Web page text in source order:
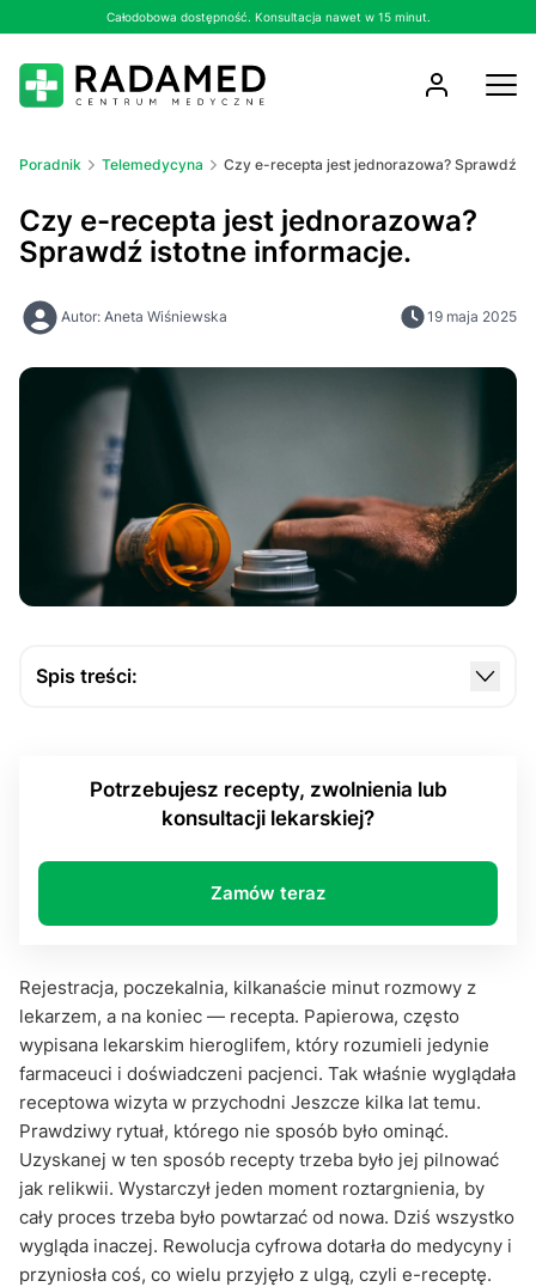
Całodobowa dostępność. Konsultacja nawet w 15 minut.
Poradnik Telemedycyna Czy e-recepta jest jednorazowa? Sprawdź
Czy e-recepta jest jednorazowa?
Sprawdź istotne informacje.
Autor: Aneta Wiśniewska 19 maja 2025
Spis treści:
Czy e-recepta jest jednorazowa czy wielokrotna —
co mówi prawo i praktyka?
Przykład z życia: terapia nadciśnienia
E-recepta, a leki jednorazowego użytku
Czy e-recepta jest jednorazowa i dlaczego warto
znać zasady działania recepty online?
Potrzebujesz recepty, zwolnienia lub
konsultacji lekarskiej?
Zamów teraz
Rejestracja, poczekalnia, kilkanaście minut rozmowy z
lekarzem, a na koniec — recepta. Papierowa, często
wypisana lekarskim hieroglifem, który rozumieli jedynie
farmaceuci i doświadczeni pacjenci. Tak właśnie wyglądała
receptowa wizyta w przychodni Jeszcze kilka lat temu.
Prawdziwy rytuał, którego nie sposób było ominąć.
Uzyskanej w ten sposób recepty trzeba było jej pilnować
jak relikwii. Wystarczył jeden moment roztargnienia, by
cały proces trzeba było powtarzać od nowa. Dziś wszystko
wygląda inaczej. Rewolucja cyfrowa dotarła do medycyny i
przyniosła coś, co wielu przyjęło z ulgą, czyli e-receptę.